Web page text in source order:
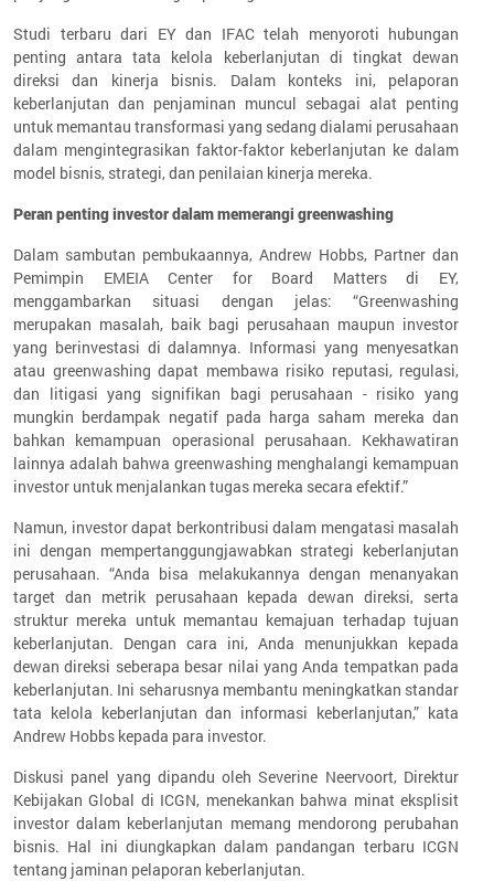
Studi terbaru dari EY dan IFAC telah menyoroti hubungan
penting antara tata kelola keberlanjutan di tingkat dewan
direksi dan kinerja bisnis. Dalam konteks ini, pelaporan
keberlanjutan dan penjaminan muncul sebagai alat penting
untuk memantau transformasi yang sedang dialami perusahaan
dalam mengintegrasikan faktor-faktor keberlanjutan ke dalam
model bisnis, strategi, dan penilaian kinerja mereka.
Peran penting investor dalam memerangi greenwashing
Dalam sambutan pembukaannya, Andrew Hobbs, Partner dan
Pemimpin EMEIA Center for Board Matters di EY,
menggambarkan situasi dengan jelas: “Greenwashing
merupakan masalah, baik bagi perusahaan maupun investor
yang berinvestasi di dalamnya. Informasi yang menyesatkan
atau greenwashing dapat membawa risiko reputasi, regulasi,
dan litigasi yang signifikan bagi perusahaan - risiko yang
mungkin berdampak negatif pada harga saham mereka dan
bahkan kemampuan operasional perusahaan. Kekhawatiran
lainnya adalah bahwa greenwashing menghalangi kemampuan
investor untuk menjalankan tugas mereka secara efektif.”
Namun, investor dapat berkontribusi dalam mengatasi masalah
ini dengan mempertanggungjawabkan strategi keberlanjutan
perusahaan. “Anda bisa melakukannya dengan menanyakan
target dan metrik perusahaan kepada dewan direksi, serta
struktur mereka untuk memantau kemajuan terhadap tujuan
keberlanjutan. Dengan cara ini, Anda menunjukkan kepada
dewan direksi seberapa besar nilai yang Anda tempatkan pada
keberlanjutan. Ini seharusnya membantu meningkatkan standar
tata kelola keberlanjutan dan informasi keberlanjutan,” kata
Andrew Hobbs kepada para investor.
Diskusi panel yang dipandu oleh Severine Neervoort, Direktur
Kebijakan Global di ICGN, menekankan bahwa minat eksplisit
investor dalam keberlanjutan memang mendorong perubahan
bisnis. Hal ini diungkapkan dalam pandangan terbaru ICGN
tentang jaminan pelaporan keberlanjutan.